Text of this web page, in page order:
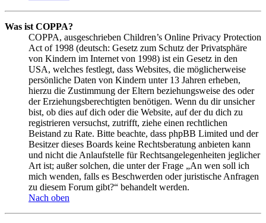
Was ist COPPA?
COPPA, ausgeschrieben Children’s Online Privacy Protection
Act of 1998 (deutsch: Gesetz zum Schutz der Privatsphäre
von Kindern im Internet von 1998) ist ein Gesetz in den
USA, welches festlegt, dass Websites, die möglicherweise
persönliche Daten von Kindern unter 13 Jahren erheben,
hierzu die Zustimmung der Eltern beziehungsweise des oder
der Erziehungsberechtigten benötigen. Wenn du dir unsicher
bist, ob dies auf dich oder die Website, auf der du dich zu
registrieren versuchst, zutrifft, ziehe einen rechtlichen
Beistand zu Rate. Bitte beachte, dass phpBB Limited und der
Besitzer dieses Boards keine Rechtsberatung anbieten kann
und nicht die Anlaufstelle für Rechtsangelegenheiten jeglicher
Art ist; außer solchen, die unter der Frage „An wen soll ich
mich wenden, falls es Beschwerden oder juristische Anfragen
zu diesem Forum gibt?“ behandelt werden.
Nach oben